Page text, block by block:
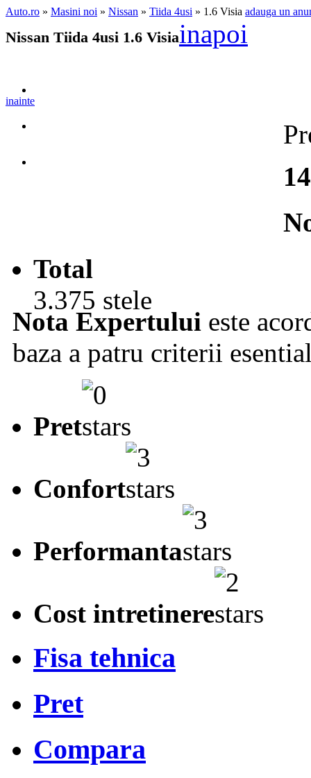
Auto.ro » Masini noi » Nissan » Tiida 4usi » 1.6 Visia adauga un
Nissan Tiida 4usi 1.6 Visiainapoi
inainte
Total
3.375 stele
Nota Expertului este
baza a patru criterii
Pret
Confort
Performanta
Cost intretinere
Fisa tehnica
Pret
Compara